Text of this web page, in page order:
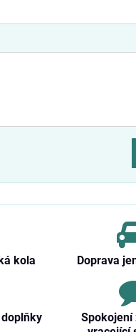
kola Doprava
Spokojení